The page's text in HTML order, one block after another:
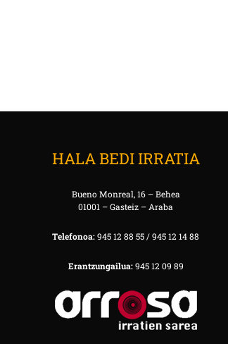
HALA BEDI IRRATIA
Bueno Monreal, 16 – Behea
01001 – Gasteiz – Araba
Telefonoa:945 12 88 55 / 945 12 14 88
Erantzungailua:945 12 09 89